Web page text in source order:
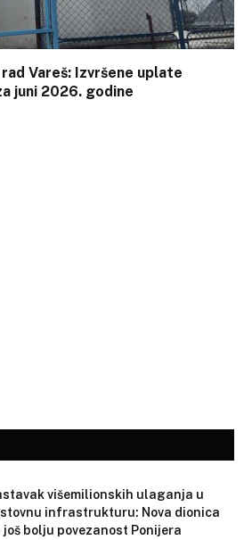
Vareš: Izvršene uplate
juni 2026. godine
višemilionskih ulaganja u
infrastrukturu: Nova dionica
još bolju povezanost Ponijera